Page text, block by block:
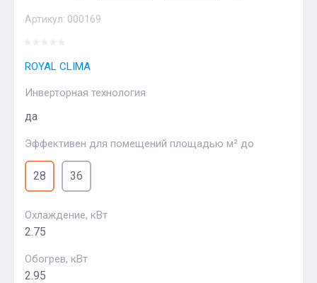
Артикул: 000169
ROYAL CLIMA
Инверторная технология
да
Эффективен для помещений площадью м² до
28 36
Охлаждение, кВт
2.75
Обогрев, кВт
2.95